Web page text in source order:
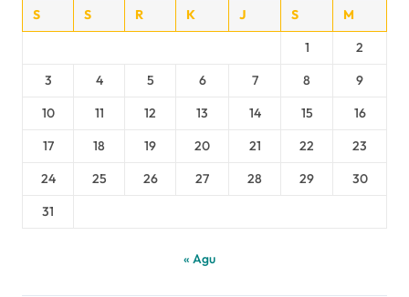
S
S R K J S
M
1
2
3
4 5 6 7 8
9
10
11 12 13 14 15
16
17
18 19 20 21 22
23
24
25 26 27 28 29
30
31
« Agu